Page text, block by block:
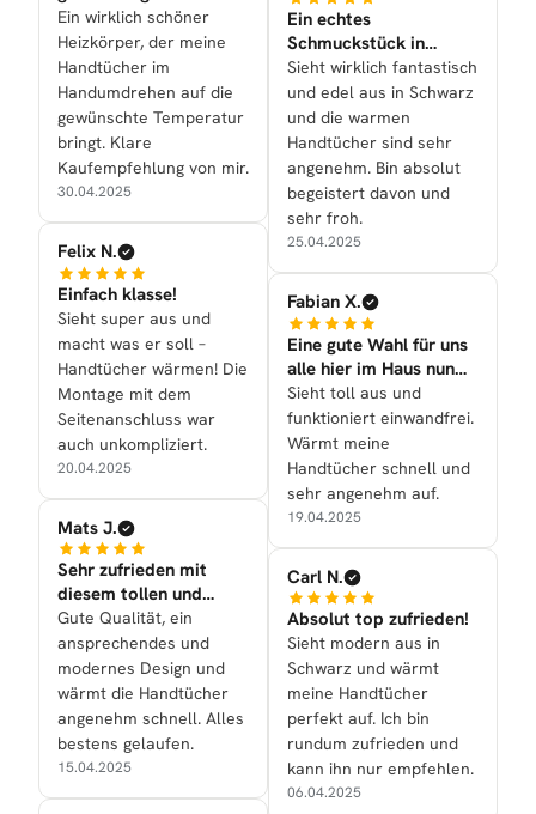
in der tollen
Heizleistung
Ein wirklich schöner
Heizkörper, der meine
Handtücher im
Handumdrehen auf die
gewünschte Temperatur
bringt. Klare
Kaufempfehlung von mir.
30.04.2025
Felix N.
Einfach klasse!
Sieht super aus und
macht was er soll –
Handtücher wärmen! Die
Montage mit dem
Seitenanschluss war
auch unkompliziert.
20.04.2025
Mats J.
Sehr zufrieden mit
diesem tollen und
schönen Kauf
Gute Qualität, ein
ansprechendes und
modernes Design und
wärmt die Handtücher
angenehm schnell. Alles
bestens gelaufen.
15.04.2025
Ein echtes
Schmuckstück in
unserem neuen
schönen Bad
Sieht wirklich fantastisch
und edel aus in Schwarz
und die warmen
Handtücher sind sehr
angenehm. Bin absolut
begeistert davon und
sehr froh.
25.04.2025
Fabian X.
Eine gute Wahl für uns
alle hier im Haus nun
mal getroffen
Sieht toll aus und
funktioniert einwandfrei.
Wärmt meine
Handtücher schnell und
sehr angenehm auf.
19.04.2025
Carl N.
Absolut top zufrieden!
Sieht modern aus in
Schwarz und wärmt
meine Handtücher
perfekt auf. Ich bin
rundum zufrieden und
kann ihn nur empfehlen.
06.04.2025